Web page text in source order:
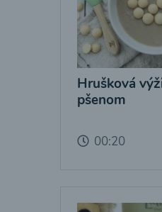
Hrušková
pšenom
00:20